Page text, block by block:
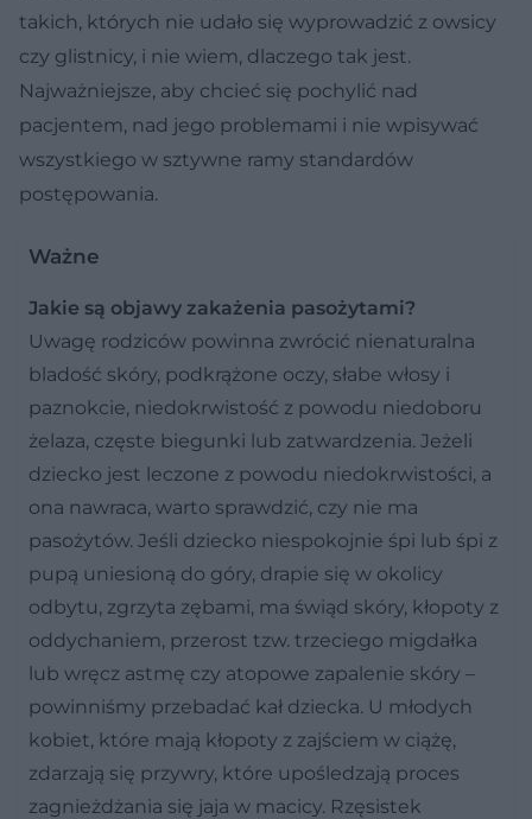
takich, których nie udało się wyprowadzić z owsicy
czy glistnicy, i nie wiem, dlaczego tak jest.
Najważniejsze, aby chcieć się pochylić nad
pacjentem, nad jego problemami i nie wpisywać
wszystkiego w sztywne ramy standardów
postępowania.
Ważne
Jakie są objawy zakażenia pasożytami?
Uwagę rodziców powinna zwrócić nienaturalna
bladość skóry, podkrążone oczy, słabe włosy i
paznokcie, niedokrwistość z powodu niedoboru
żelaza, częste biegunki lub zatwardzenia. Jeżeli
dziecko jest leczone z powodu niedokrwistości, a
ona nawraca, warto sprawdzić, czy nie ma
pasożytów. Jeśli dziecko niespokojnie śpi lub śpi z
pupą uniesioną do góry, drapie się w okolicy
odbytu, zgrzyta zębami, ma świąd skóry, kłopoty z
oddychaniem, przerost tzw. trzeciego migdałka
lub wręcz astmę czy atopowe zapalenie skóry –
powinniśmy przebadać kał dziecka. U młodych
kobiet, które mają kłopoty z zajściem w ciążę,
zdarzają się przywry, które upośledzają proces
zagnieżdżania się jaja w macicy. Rzęsistek